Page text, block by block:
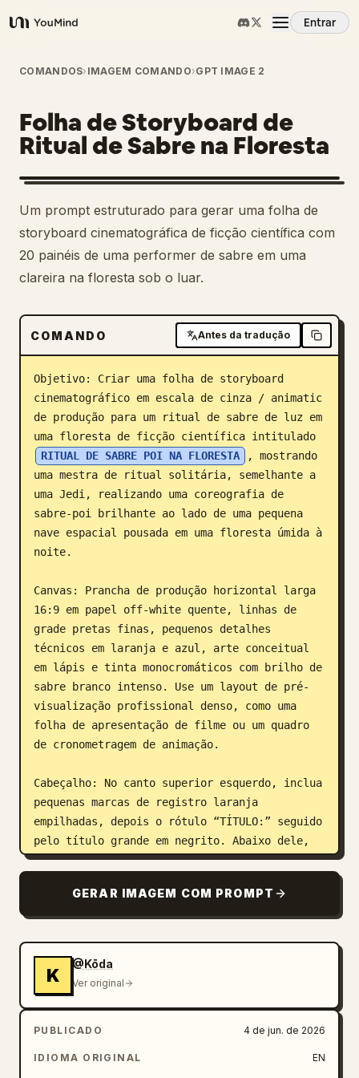
YouMind
Entrar
Visão Geral
Casos de Uso
Habilidades
Prompts
Preços
Baixar
Blog
Atualizações
COMANDOS› IMAGEM COMANDO›GPT IMAGE 2
Folha de Storyboard de
Ritual de Sabre na Floresta
Um prompt estruturado para gerar uma folha de
storyboard cinematográfica de ficção científica com
20 painéis de uma performer de sabre em uma
clareira na floresta sob o luar.
COMANDO Antes da tradução
Objetivo: Criar uma folha de storyboard
cinematográfico em escala de cinza / animatic
de produção para um ritual de sabre de luz em
uma floresta de ficção científica intitulado
RITUAL DE SABRE POI NA FLORESTA
, mostrando
uma mestra de ritual solitária, semelhante a
uma Jedi, realizando uma coreografia de
sabre-poi brilhante ao lado de uma pequena
nave espacial pousada em uma floresta úmida à
noite.
Canvas: Prancha de produção horizontal larga
16:9 em papel off-white quente, linhas de
grade pretas finas, pequenos detalhes
técnicos em laranja e azul, arte conceitual
em lápis e tinta monocromáticos com brilho de
sabre branco intenso. Use um layout de pré-
visualização profissional denso, como uma
folha de apresentação de filme ou um quadro
de cronometragem de animação.
Cabeçalho: No canto superior esquerdo, inclua
pequenas marcas de registro laranja
empilhadas, depois o rótulo “TÍTULO:” seguido
pelo título grande em negrito. Abaixo dele,
crie uma linha de metadados fina com estes
performance de flow-art sci-fi / edição densa
de cortes rápidos de 15 segundos”,
micro-cortes reais, efeito de energia no lago
legível”, “RESUMO MICRO: C transforma um
sabre de energia solitário em uma performance
de luz estilo fire-poi, comprimindo uma dança
ritual completa em uma sequência rápida de 15
segundos na floresta.” No canto superior
GERAR IMAGEM COM PROMPT
K
@Kōda
Ver original
PUBLICADO 4 de jun. de 2026
IDIOMA ORIGINAL EN